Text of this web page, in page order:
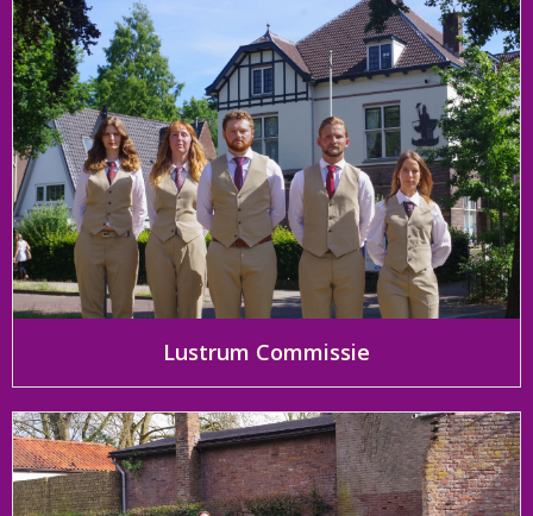
Lustrum Commissie